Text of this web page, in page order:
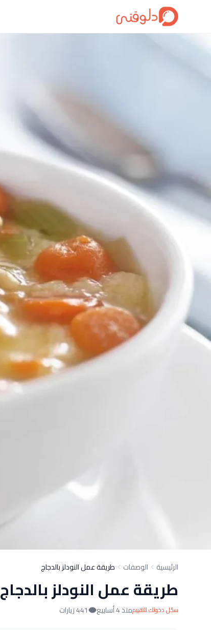
الرئيسية الوصفات طريقة عمل النودلز بالدجاج
طريقة عمل النودلز بالدجاج
سجّل دخولك للتقييممنذ 4 أسابيع 441 زيارات